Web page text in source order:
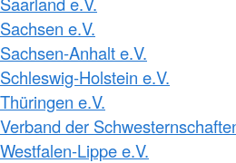
Sachsen e.V.
Sachsen-Anhalt e.V.
Schleswig-Holstein e.V.
Thüringen e.V.
Verband der
Westfalen-Lippe e.V.